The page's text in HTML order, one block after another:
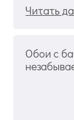
Читать
Обои с